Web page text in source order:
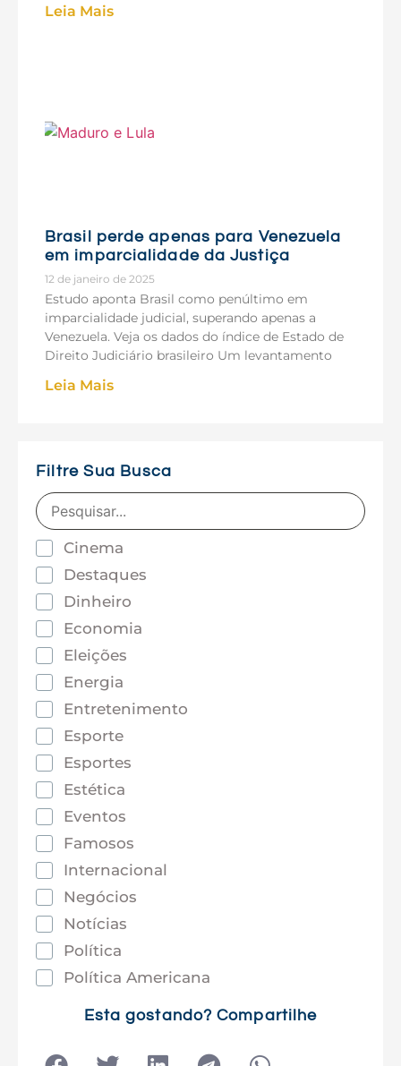
Leia Mais
Brasil perde apenas para Venezuela
em imparcialidade da Justiça
12 de janeiro de 2025
Estudo aponta Brasil como penúltimo em
imparcialidade judicial, superando apenas a
Venezuela. Veja os dados do índice de Estado de
Direito Judiciário brasileiro Um levantamento
Leia Mais
Filtre Sua Busca
Cinema
Destaques
Dinheiro
Economia
Eleições
Energia
Entretenimento
Esporte
Esportes
Estética
Eventos
Famosos
Internacional
Negócios
Notícias
Política
Política Americana
Tecnologia
Esta gostando? Compartilhe